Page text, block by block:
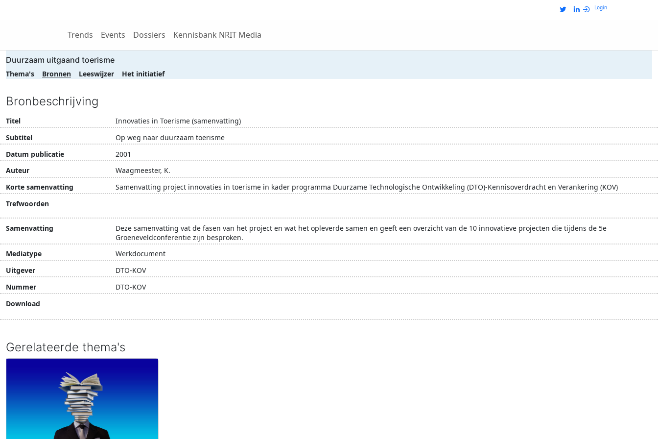
Login
Trends Events Dossiers Kennisbank NRIT Media
Duurzaam uitgaand toerisme
Thema's Bronnen Leeswijzer Het initiatief
Bronbeschrijving
Titel
Innovaties in Toerisme (samenvatting)
Subtitel
Op weg naar duurzaam toerisme
Datum publicatie
2001
Auteur
Waagmeester, K.
Korte samenvatting
Samenvatting project innovaties in toerisme in kader programma Duurzame Technologische Ontwikkeling (DTO)-Kennisoverdracht en Verankering (KOV)
Trefwoorden
Samenvatting
Deze samenvatting vat de fasen van het project en wat het opleverde samen en geeft een overzicht van de 10 innovatieve projecten die tijdens de 5e
Groeneveldconferentie zijn besproken.
Mediatype
Werkdocument
Uitgever
DTO-KOV
Nummer
DTO-KOV
Download
Gerelateerde thema's